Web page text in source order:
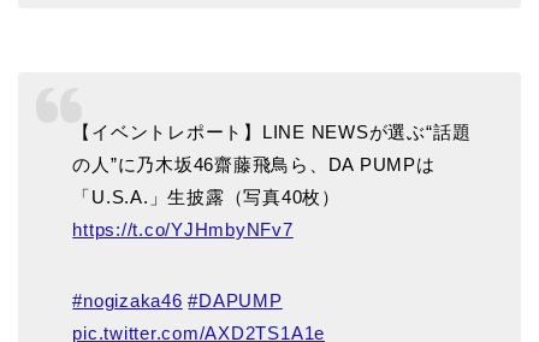
【イベントレポート】LINE NEWSが選ぶ“話題
の人”に乃木坂46齋藤飛鳥ら、DA PUMPは
「U.S.A.」生披露（写真40枚）
https://t.co/YJHmbyNFv7
#nogizaka46 #DAPUMP
pic.twitter.com/AXD2TS1A1e